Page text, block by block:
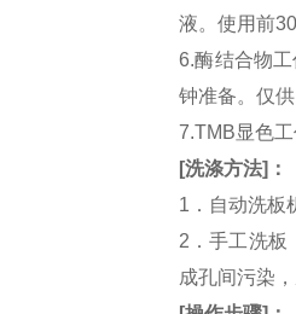
液。使用前
6.酶结合物
钟准备。仅
7.TMB显色
[洗涤方法] ：
1．自动洗板
2．手工洗板
成孔间污染